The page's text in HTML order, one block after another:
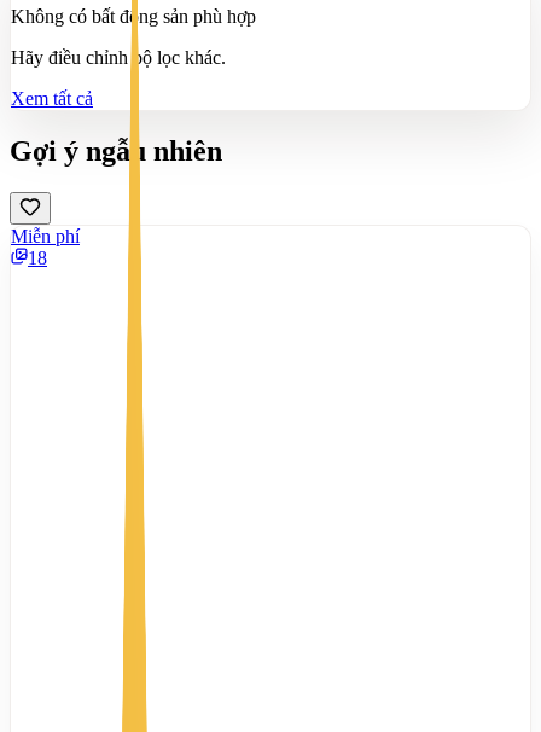
Không có bất động sản phù hợp
Hãy điều chỉnh bộ lọc khác.
Xem tất cả
Gợi ý ngẫu nhiên
Miễn phí
18